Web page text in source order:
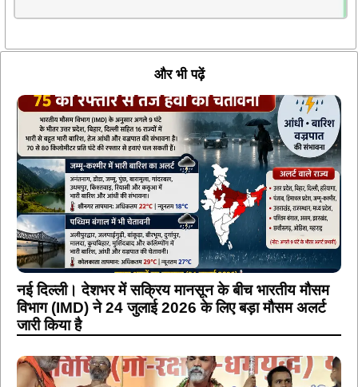
और भी पढ़ें
नई दिल्ली। देशभर में सक्रिय मानसून के बीच भारतीय मौसम
विभाग (IMD) ने 24 जुलाई 2026 के लिए बड़ा मौसम अलर्ट
जारी किया है